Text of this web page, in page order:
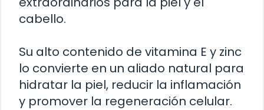
cabello.
Su alto contenido de vitamina E y zinc
lo convierte en un aliado natural para
hidratar la piel, reducir la inflamación
y promover la regeneración celular.